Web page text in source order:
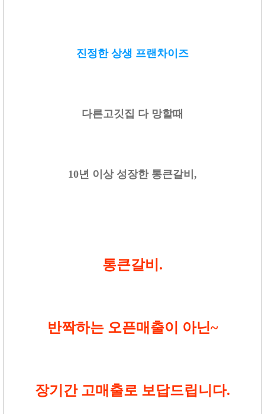
진정한 상생 프랜차이즈
다른고깃집 다 망할때
10년 이상 성장한 통큰갈비,
통큰갈비.
반짝하는 오픈매출이 아닌~
장기간 고매출로 보답드립니다.